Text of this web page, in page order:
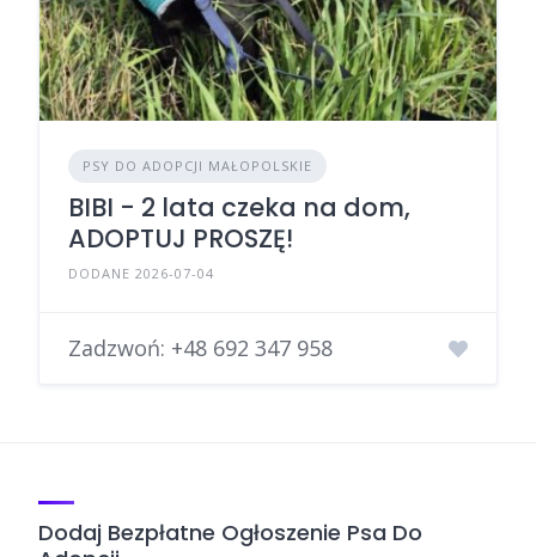
PSY DO ADOPCJI MAŁOPOLSKIE
BIBI - 2 lata czeka na dom,
ADOPTUJ PROSZĘ!
DODANE 2026-07-04
Zadzwoń: +48 692 347 958
Dodaj Bezpłatne Ogłoszenie Psa Do